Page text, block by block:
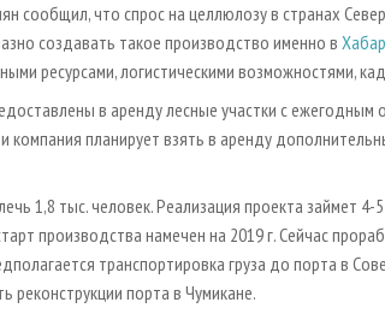
сообщил, что спрос на целлюлозу в странах
создавать такое производство именно в
ресурсами, логистическими возможностями,
в аренду лесные участки с ежегодным
планирует взять в аренду
1,8 тыс. человек. Реализация проекта займет 4-
производства намечен на 2019 г. Сейчас
транспортировка груза до порта в
реконструкции порта в Чумикане.